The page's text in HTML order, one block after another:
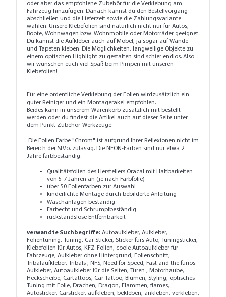
oder aber das empfohlene Zubehör für die Verklebung am
Fahrzeug hinzufügen. Danach kannst du den Bestellvorgang
abschließen und die Lieferzeit sowie die Zahlungsvariante
wählen. Unsere Klebefolien sind natürlich nicht nur für Autos,
Boote, Wohnwagen bzw. Wohnmobile oder Motorräder geeignet.
Du kannst die Aufkleber auch auf Möbel, ja sogar auf Wände
und Tapeten kleben. Die Möglichkeiten, langweilige Objekte zu
einem optischen Highlight zu gestalten sind schier endlos. Also
wir wünschen euch viel Spaß beim Pimpen mit unseren
Klebefolien!
Für eine ordentliche Verklebung der Folien wirdzusätzlich ein
guter Reiniger und ein Montagerakel empfohlen.
Beides kann in unserem Warenkorb zusätzlich mit bestellt
werden oder du findest die Artikel auch auf dieser Seite unter
dem Punkt Zubehör-Werkzeuge.
Die Folien Farbe "Chrom" ist aufgrund Ihrer Reflexionen nicht im
Bereich der StVo. zulässig. Die NEON-Farben sind nur etwa 2
Jahre farbbeständig.
Qualitätsfolien des Herstellers Oracal mit Haltbarkeiten
von 5-7 Jahren an (je nach Farbfolie)
über 50 Folienfarben zur Auswahl
kinderlichte Montage durch bebilderte Anleitung
Waschanlagen beständig
Farbecht und Schrumpfbeständig
rückstandslose Entfernbarkeit
verwandte Suchbegriffe: Autoaufkleber, Aufkleber,
Folientuning, Tuning, Car Sticker, Sticker fürs Auto, Tuningsticker,
Klebefolien für Autos, KFZ-Folien, coole Autoaufkleber für
Fahrzeuge, Aufkleber ohne Hintergrund, Folienschnitt,
Tribalaufkleber, Tribals , NFS, Need for Speed, Fast and the furios
Aufkleber, Autoaufkleber für die Seiten, Türen , Motorhaube,
Heckscheibe, Cartattoos, Car Tattoo, Blumen, Styling, optisches
Tuning mit Folie, Drachen, Dragon, Flammen, flames,
Autosticker, Carsticker, aufkleben, bekleben, ankleben, verkleben,